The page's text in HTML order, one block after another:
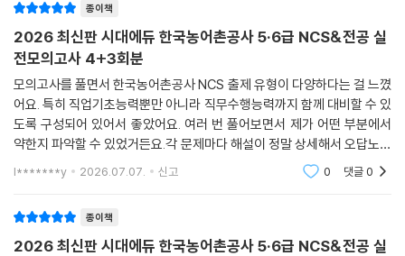
종이책
2026 최신판 시대에듀 한국농어촌공사 5·6급 NCS&전공 실
전모의고사 4+3회분
모의고사를 풀면서 한국농어촌공사 NCS 출제 유형이 다양하다는 걸 느꼈
어요. 특히 직업기초능력뿐만 아니라 직무수행능력까지 함께 대비할 수 있
도록 구성되어 있어서 좋았어요. 여러 번 풀어보면서 제가 어떤 부분에서
약한지 파악할 수 있었거든요.각 문제마다 해설이 정말 상세해서 오답노트
를 따로 만들 필요가 없었어요. 단순히 정답만 알려주는 게 아니라, 왜 정답
인지, 다른 보기
l*******y 2026.07.07. 신고 0 댓글0
종이책
2026 최신판 시대에듀 한국농어촌공사 5·6급 NCS&전공 실